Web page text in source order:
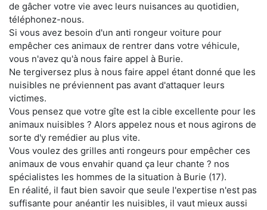
de gâcher votre vie avec leurs nuisances au quotidien,
téléphonez-nous.
Si vous avez besoin d'un anti rongeur voiture pour
empêcher ces animaux de rentrer dans votre véhicule,
vous n'avez qu'à nous faire appel à Burie.
Ne tergiversez plus à nous faire appel étant donné que les
nuisibles ne préviennent pas avant d'attaquer leurs
victimes.
Vous pensez que votre gîte est la cible excellente pour les
animaux nuisibles ? Alors appelez nous et nous agirons de
sorte d'y remédier au plus vite.
Vous voulez des grilles anti rongeurs pour empêcher ces
animaux de vous envahir quand ça leur chante ? nos
spécialistes les hommes de la situation à Burie (17).
En réalité, il faut bien savoir que seule l'expertise n'est pas
suffisante pour anéantir les nuisibles, il vaut mieux aussi